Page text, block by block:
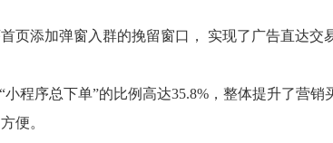
页添加弹窗入群的挽留窗口， 实现了广告直达交
小程序总下单”的比例高达35.8%，整体提升了营
便。